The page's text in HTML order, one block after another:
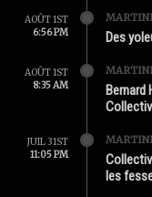
AOÛT 1ST
6:56 PM
Des
AOÛT 1ST
8:35 AM
Bernard
JUIL 31ST
11:05 PM
les